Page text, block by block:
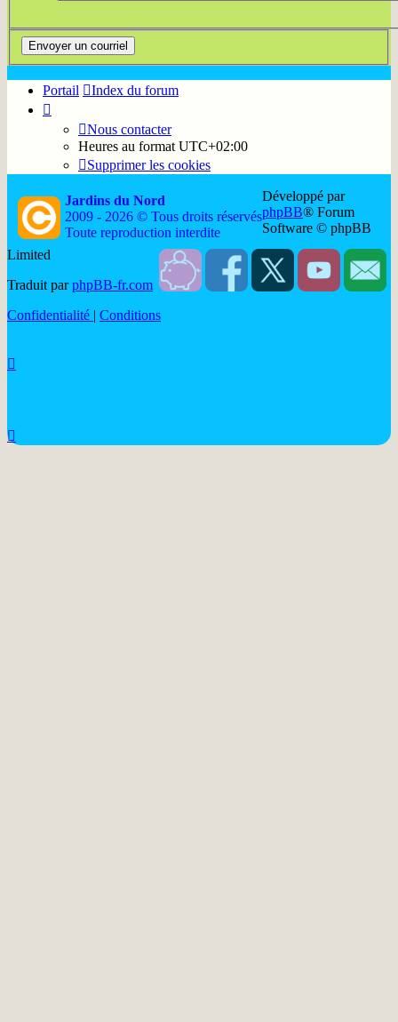
Portail Index du forum
Nous contacter
Heures au format UTC+02:00
Supprimer les cookies
Jardins du Nord
2009 - 2026 © Tous droits réservés
Toute reproduction interdite
Soutenir
JDN
Facebook
JDN
Twitter
JDN
YouTube
JDN
JDN
Développé par
phpBB® Forum
Software © phpBB
Limited
Traduit parphpBB-fr.com
Confidentialité | Conditions